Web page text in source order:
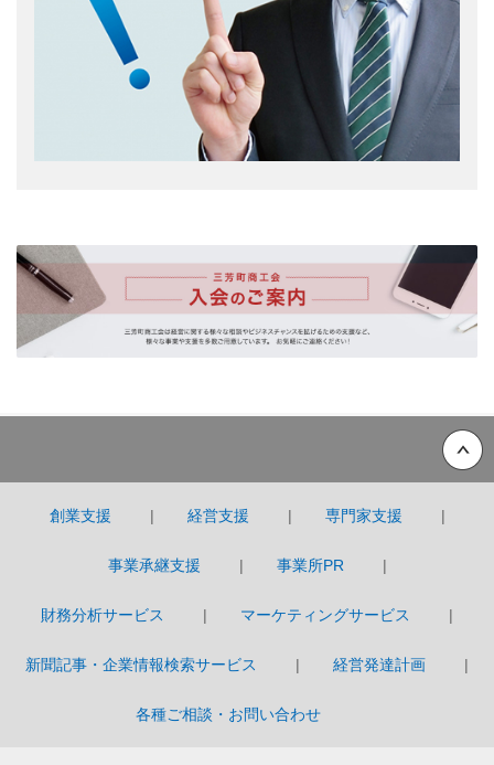
創業支援 経営支援 専門家支援
事業承継支援 事業所PR
財務分析サービス マーケティングサービス
新聞記事・企業情報検索サービス 経営発達計画
各種ご相談・お問い合わせ